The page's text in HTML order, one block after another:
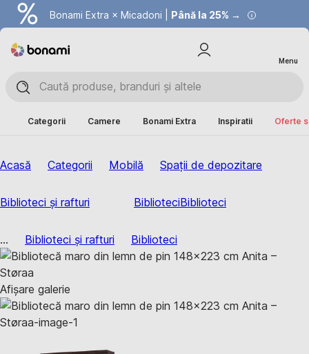
Bonami Extra × Micadoni | Până la 25% →
Summer Sale | Economisești până la 40% →
Menu
Categorii Camere Bonami Extra Inspiratii Oferte
Acasă Categorii Mobilă Spații de depozitare
Biblioteci și rafturi BiblioteciBiblioteci
... Biblioteci și rafturi Biblioteci
Afișare galerie